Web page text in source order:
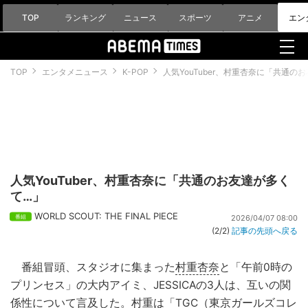
TOP ランキング ニュース スポーツ アニメ エン
TOP エンタメニュース K-POP 人気YouTuber、村重杏奈に「共通の
人気YouTuber、村重杏奈に「共通のお友達が多く
て…」
WORLD SCOUT: THE FINAL PIECE 2026/04/07 08:00
(2/2) 記事の先頭へ戻る
番組冒頭、スタジオに集まった村重杏奈と「午前0時の
プリンセス」の大内アイミ、JESSICAの3人は、互いの関
係性について言及した。村重は「TGC （東京ガールズコレ